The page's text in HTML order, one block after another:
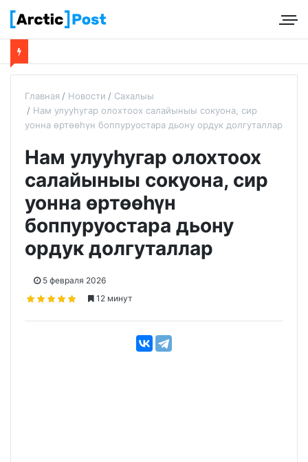
Главная Новости
Сахалыы
Нам улууһугар олохтоох салайыныы сокуона, сир
уонна өртөөһүн боппуруостара дьону ордук долгуталлар
Нам улууһугар олохтоох
салайыныы сокуона, сир
уонна өртөөһүн
боппуруостара дьону
ордук долгуталлар
5 февраля 2026
12 минут